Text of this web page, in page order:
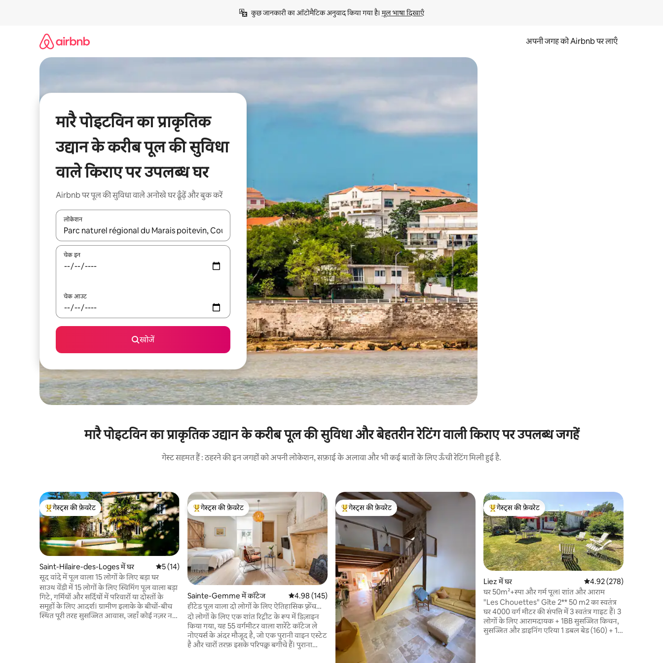
कुछ जानकारी का ऑटोमैटिक अनुवाद किया गया है। मूल भाषा दिखाएँ
अपनी जगह को Airbnb पर लाएँ
मारै पोइटविन का प्राकृतिक
उद्यान के करीब पूल की सुविधा
वाले किराए पर उपलब्ध घर
Airbnb पर पूल की सुविधा वाले अनोखे घर ढूँढ़ें और बुक करें
लोकेशन
नतीजों के उपलब्ध होने पर, अप और डाउन 'ऐरो की' का इस्तेमाल करके नेविगेट करें या टच या फिर स्वाइप जेस्चर का इस्तेमाल करके एक्सप्लोर करें।
चेक इन
चेक आउट
खोजें
मारै पोइटविन का प्राकृतिक उद्यान के करीब पूल की सुविधा और बेहतरीन रेटिंग वाली किराए पर उपलब्ध जगहें
गेस्ट सहमत हैं : ठहरने की इन जगहों को अपनी लोकेशन, सफ़ाई के अलावा और भी कई बातों के लिए ऊँची रेटिंग मिली हुई है.
गेस्ट्स का टॉप फ़ेवरेट
गेस्ट्स की फ़ेवरेट
Saint-Hilaire-des-Loges में घर औसत रेटिंग 5 में से 5, 14 समीक्षाएँ
5 (14)
सूद वांदे में पूल वाला 15 लोगों के लिए बड़ा घर
साउथ वेंडी में 15 लोगों के लिए स्विमिंग पूल वाला बड़ा
गिटे, गर्मियों और सर्दियों में परिवारों या दोस्तों के
समूहों के लिए आदर्श। ग्रामीण इलाके के बीचों-बीच
स्थित पूरी तरह सुसज्जित आवास, जहाँ कोई नज़र नहीं
गेस्ट्स का टॉप फ़ेवरेट
गेस्ट्स की फ़ेवरेट
Sainte-Gemme में कॉटेज औसत रेटिंग 5 में से 4.98, 145 समीक्षाएँ
4.98 (145)
हीटेड पूल वाला दो लोगों के लिए ऐतिहासिक फ़्रेंच
कॉटेज
दो लोगों के लिए एक शांत रिट्रीट के रूप में डिज़ाइन
किया गया, यह 55 वर्गमीटर वाला शारेंटे कॉटेज ले
नोएयर्स के अंदर मौजूद है, जो एक पुरानी वाइन एस्टेट
है और चारों तरफ़ इसके परिपक्व बगीचे हैं। पुराना
गेस्ट्स का टॉप फ़ेवरेट
गेस्ट्स की फ़ेवरेट
गेस्ट्स का टॉप फ़ेवरेट
गेस्ट्स की फ़ेवरेट
Liez में घर औसत रेटिंग 5 में से 4.92,
4.92 (278)
घर 50m²+स्पा और गर्म पूल। शांत और आराम
"Les Chouettes" Gîte 2** 50 m2 का स्वतंत्र
घर 4000 वर्ग मीटर की संपत्ति में 3 स्वतंत्र गाइट हैं। 3
लोगों के लिए आरामदायक + 1BB सुसज्जित किचन,
सुसज्जित और डाइनिंग एरिया 1 डबल बेड (160) + 1